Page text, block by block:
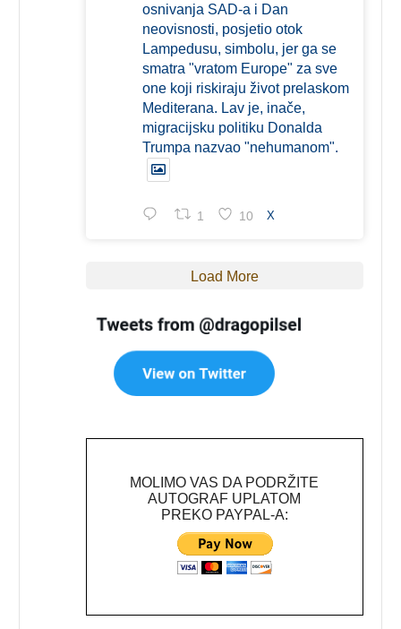
osnivanja SAD-a i Dan
neovisnosti, posjetio otok
Lampedusu, simbolu, jer ga se
smatra "vratom Europe" za sve
one koji riskiraju život prelaskom
Mediterana. Lav je, inače,
migracijsku politiku Donalda
Trumpa nazvao "nehumanom".
1 10 X
Load More
MOLIMO VAS DA PODRŽITE
AUTOGRAF UPLATOM
PREKO PAYPAL-A: